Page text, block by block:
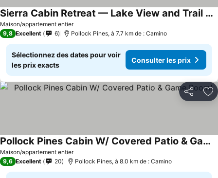
Maison/appartement entier
Sierra Cabin Retreat — Lake View and Trail Access
Consulter les prix
9,8 Excellent 6 Pollock Pines, à 7.7 km de : Camino
Sélectionnez des dates pour voir
les prix exacts
Consulter les prix
Partager
Maison/appartement entier
Pollock Pines Cabin W/ Covered Patio & Game Room!
Consulter les prix
9,6 Excellent 20 Pollock Pines, à 8.0 km de : Camino